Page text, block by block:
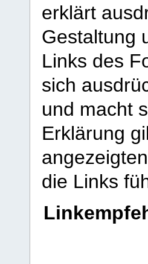
erklärt
Gestaltung
Links des
sich
und macht
Erklärung
die Links